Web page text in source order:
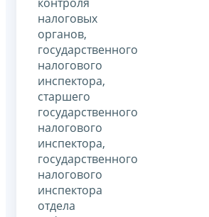
налоговых
органов,
государственного
налогового
инспектора,
старшего
государственного
налогового
инспектора,
государственного
налогового
инспектора
отдела